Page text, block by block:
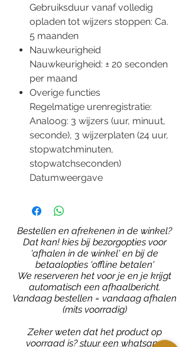
Gebruiksduur vanaf volledig
opladen tot wijzers stoppen: Ca.
5 maanden
Nauwkeurigheid
Nauwkeurigheid: ± 20 seconden
per maand
Overige functies
Regelmatige urenregistratie:
Analoog: 3 wijzers (uur, minuut,
seconde), 3 wijzerplaten (24 uur,
stopwatchminuten,
stopwatchseconden)
Datumweergave
Bestellen en afrekenen in de winkel?
Dat kan! kies bij bezorgopties voor
'afhalen in de winkel' en bij de
betaalopties 'offline betalen'
We reserveren het voor je en je krijgt
automatisch een afhaalbericht.
Vandaag bestellen = vandaag afhalen
(mits voorradig)
Zeker weten dat het product op
voorraad is?stuur een whatsapp